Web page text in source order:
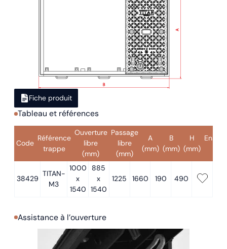
Fiche produit
Tableau et références
Code
Référence
trappe
Ouverture
libre
(mm)
Passage
libre
(mm)
A
(mm)
B
(mm)
H
(mm)
38429
TITAN-
M3
1000
x
1540
885
x
1540
1225 1660 190 490
Assistance à l’ouverture